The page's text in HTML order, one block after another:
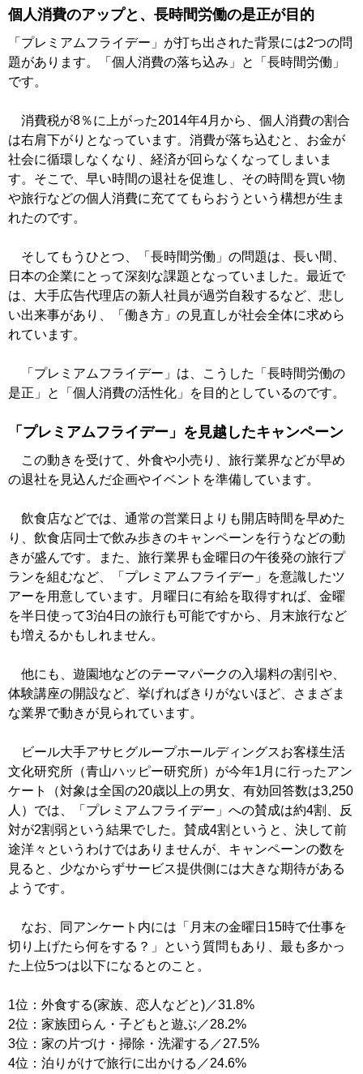
個人消費のアップと、長時間労働の是正が目的
「プレミアムフライデー」が打ち出された背景には2つの問
題があります。「個人消費の落ち込み」と「長時間労働」
です。
消費税が8％に上がった2014年4月から、個人消費の割合
は右肩下がりとなっています。消費が落ち込むと、お金が
社会に循環しなくなり、経済が回らなくなってしまいま
す。そこで、早い時間の退社を促進し、その時間を買い物
や旅行などの個人消費に充ててもらおうという構想が生ま
れたのです。
そしてもうひとつ、「長時間労働」の問題は、長い間、
日本の企業にとって深刻な課題となっていました。最近で
は、大手広告代理店の新人社員が過労自殺するなど、悲し
い出来事があり、「働き方」の見直しが社会全体に求めら
れています。
「プレミアムフライデー」は、こうした「長時間労働の
是正」と「個人消費の活性化」を目的としているのです。
「プレミアムフライデー」を見越したキャンペーン
この動きを受けて、外食や小売り、旅行業界などが早め
の退社を見込んだ企画やイベントを準備しています。
飲食店などでは、通常の営業日よりも開店時間を早めた
り、飲食店同士で飲み歩きのキャンペーンを行うなどの動
きが盛んです。また、旅行業界も金曜日の午後発の旅行プ
ランを組むなど、「プレミアムフライデー」を意識したツ
アーを用意しています。月曜日に有給を取得すれば、金曜
を半日使って3泊4日の旅行も可能ですから、月末旅行など
も増えるかもしれません。
他にも、遊園地などのテーマパークの入場料の割引や、
体験講座の開設など、挙げればきりがないほど、さまざま
な業界で動きが見られています。
ビール大手アサヒグループホールディングスお客様生活
文化研究所（青山ハッピー研究所）が今年1月に行ったアン
ケート（対象は全国の20歳以上の男女、有効回答数は3,250
人）では、「プレミアムフライデー」への賛成は約4割、反
対が2割弱という結果でした。賛成4割というと、決して前
途洋々というわけではありませんが、キャンペーンの数を
見ると、少なからずサービス提供側には大きな期待がある
ようです。
なお、同アンケート内には「月末の金曜日15時で仕事を
切り上げたら何をする？」という質問もあり、最も多かっ
た上位5つは以下になるとのこと。
1位：外食する(家族、恋人などと)／31.8%
2位：家族団らん・子どもと遊ぶ／28.2%
3位：家の片づけ・掃除・洗濯する／27.5%
4位：泊りがけで旅行に出かける／24.6%